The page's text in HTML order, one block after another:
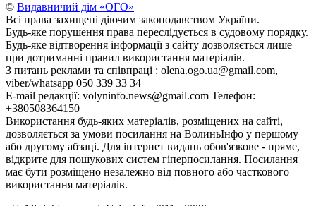
© Видавничий дім «ОГО»
Всі права захищені діючим законодавством України.
Будь-яке порушення права переслідується в судовому порядку.
Будь-яке відтворення інформації з сайту дозволяється лише
при дотриманні правил використання матеріалів.
З питань реклами та співпраці : olena.ogo.ua@gmail.com,
viber/whatsapp 050 339 33 34
E-mail редакції: volyninfo.news@gmail.com Телефон:
+380508364150
Використання будь-яких матеріалів, розміщених на сайті,
дозволяється за умови посилання на ВолиньІнфо у першому
або другому абзаці. Для інтернет видань обов'язкове - пряме,
відкрите для пошукових систем гіперпосилання. Посилання
має бути розміщено незалежно від повного або часткового
використання матеріалів.